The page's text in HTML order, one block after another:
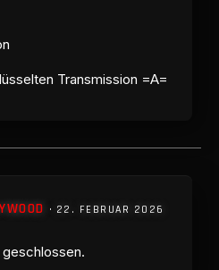
Transmission =A=
22. FEBRUAR 2026